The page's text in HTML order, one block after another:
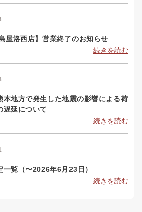
屋洛西店】営業終了のお知らせ
続きを読む
本地方で発生した地震の影響による荷
遅延について
続きを読む
覧（〜2026年6月23日）
続きを読む